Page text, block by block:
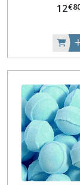
12€